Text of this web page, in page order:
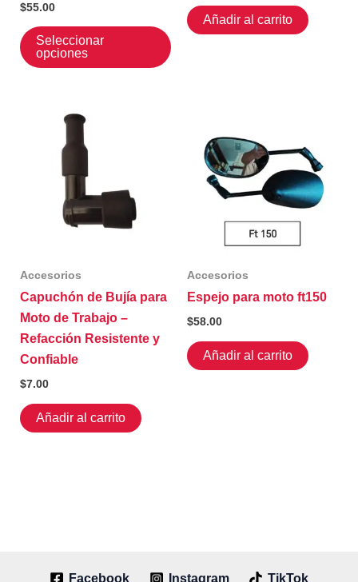
$55.00
Seleccionar
opciones
Este
producto
opciones
página
producto
Añadir al carrito
Accesorios
Capuchón de Bujía para
Moto de Trabajo –
Refacción Resistente y
Confiable
$7.00
Añadir al carrito
Accesorios
Espejo para moto ft150
$58.00
Añadir al carrito
Facebook Instagram TikTok